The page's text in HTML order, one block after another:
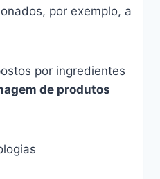
por exemplo, a
por ingredientes
de produtos